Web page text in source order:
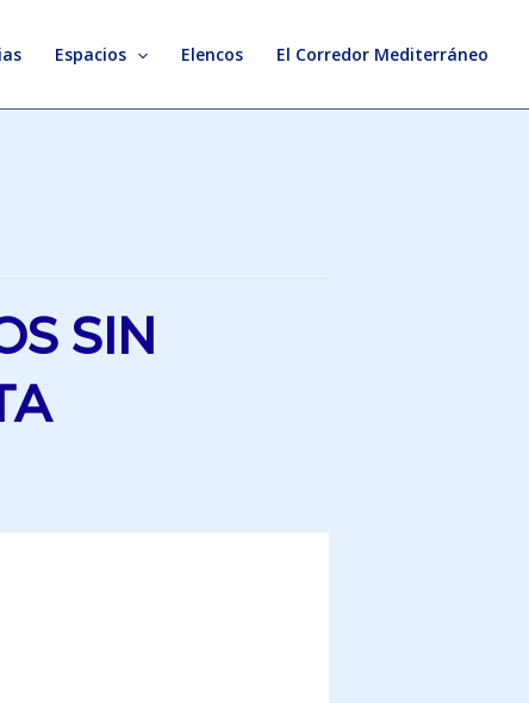
Espacios Elencos El Corredor Mediterráneo
SIN